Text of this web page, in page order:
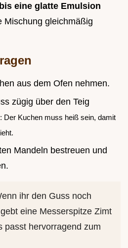
bis eine glatte Emulsion
Mischung gleichmäßig
aus dem Ofen nehmen.
zügig über den Teig
Der Kuchen muss heiß sein, damit
Mandeln bestreuen und
ihr den Guss noch
eine Messerspitze Zimt
passt hervorragend zum